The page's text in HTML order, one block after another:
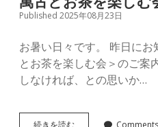
た！
Published 2025年08月23日
お暑い日々です。 昨日に
とお茶を楽しむ会＞のご案
しなければ、との思いか…
続きを読む萬